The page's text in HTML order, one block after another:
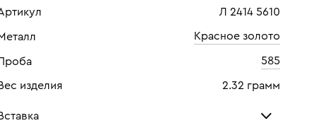
Л 2414 5610
Красное золото
585
изделия 2.32 грамм